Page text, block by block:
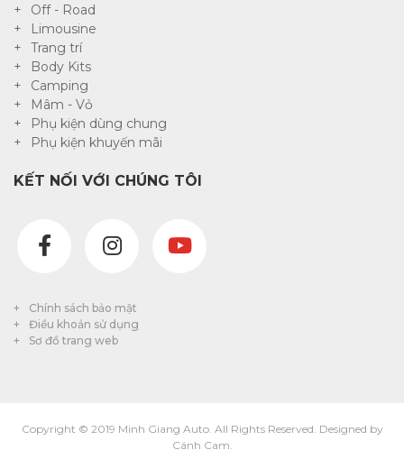
Off - Road
Limousine
Trang trí
Body Kits
Camping
Mâm - Vỏ
Phụ kiện dùng chung
Phụ kiện khuyến mãi
KẾT NỐI VỚI CHÚNG TÔI
Chính sách bảo mật
Điều khoản sử dụng
Sơ đồ trang web
Copyright © 2019 Minh Giang Auto. All Rights Reserved. Designed by
Cánh Cam.